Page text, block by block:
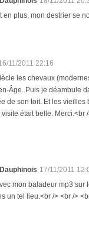
en plus, mon destrier se
11/2011 22:16
les chevaux
Âge. Puis je déambule
de son toit. Et les
était belle. Merci.<br
17/11/2011
mon baladeur mp3
un tel lieu.<br /> <br />